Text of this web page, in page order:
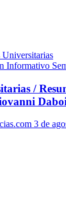
Informativo
/
3 de